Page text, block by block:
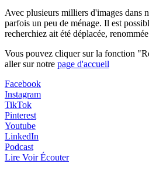
Avec plusieurs milliers d'images dans
parfois un peu de ménage. Il est
recherchiez ait été déplacée,
Vous pouvez cliquer sur la fonction
aller sur notre page d'accueil
Facebook
Instagram
TikTok
Pinterest
Youtube
LinkedIn
Podcast
Lire Voir Écouter